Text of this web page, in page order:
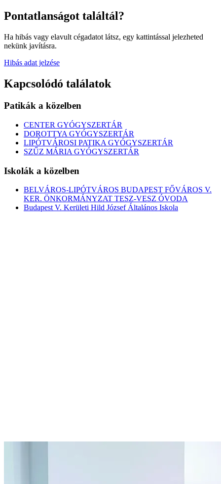
Pontatlanságot találtál?
Ha hibás vagy elavult cégadatot látsz, egy kattintással jelezheted
nekünk javításra.
Hibás adat jelzése
Kapcsolódó találatok
Patikák a közelben
CENTER GYÓGYSZERTÁR
DOROTTYA GYÓGYSZERTÁR
LIPÓTVÁROSI PATIKA GYÓGYSZERTÁR
SZŰZ MÁRIA GYÓGYSZERTÁR
Iskolák a közelben
BELVÁROS-LIPÓTVÁROS BUDAPEST FŐVÁROS V.
KER. ÖNKORMÁNYZAT TESZ-VESZ ÓVODA
Budapest V. Kerületi Hild József Általános Iskola